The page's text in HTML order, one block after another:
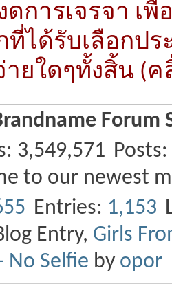
ดการเจรจา เ
ที่ได้รับเลือกป
ายใดๆทั้งสิ้น (
Forum
3,549,571 Posts
to our newest
Entries 1,153
Entry, Girls
No Selfie by opor